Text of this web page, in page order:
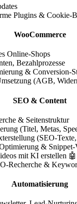
Plugins & Cookie-
WooCommerce
Online-Shops
Bezahlprozesse
& Conversion-
(AGB,
SEO & Content
& Seitenstruktur
(Titel, Metas,
(SEO-
& Snippet-
mit KI erstellen 🤖
Recherche &
Automatisierung